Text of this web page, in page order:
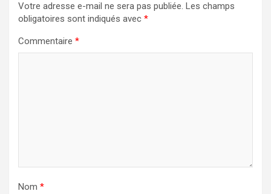
Votre adresse e-mail ne sera pas publiée. Les champs
obligatoires sont indiqués avec *
Commentaire *
Nom *